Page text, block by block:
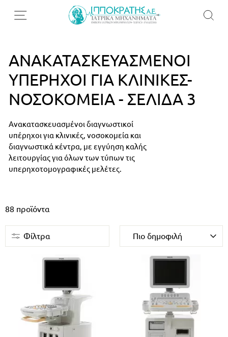
ΑΝΑΚΑΤΑΣΚΕΥΑΣΜΈΝΟΙ
ΥΠΈΡΗΧΟΙ ΓΙΑ ΚΛΙΝΙΚΈΣ-
ΝΟΣΟΚΟΜΕΊΑ - ΣΕΛΊΔΑ 3
Ανακατασκευασμένοι διαγνωστικοί
υπέρηχοι για κλινικές, νοσοκομεία και
διαγνωστικά κέντρα, με εγγύηση καλής
λειτουργίας για όλων των τύπων τις
υπερηχοτομογραφικές μελέτες.
88 προϊόντα
Φίλτρα